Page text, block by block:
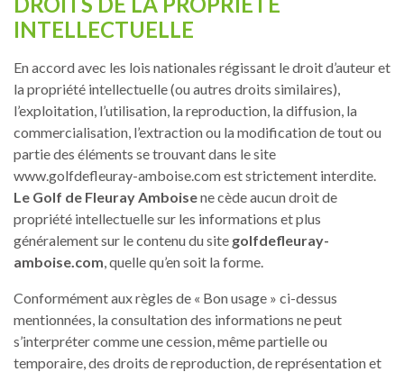
INTELLECTUELLE
En accord avec les lois nationales régissant le droit d’auteur et
la propriété intellectuelle (ou autres droits similaires),
l’exploitation, l’utilisation, la reproduction, la diffusion, la
commercialisation, l’extraction ou la modification de tout ou
partie des éléments se trouvant dans le site
www.golfdefleuray-amboise.com est strictement interdite.
Le Golf de Fleuray Amboisene cède aucun droit de
propriété intellectuelle sur les informations et plus
généralement sur le contenu du site golfdefleuray-
amboise.com, quelle qu’en soit la forme.
Conformément aux règles de « Bon usage » ci-dessus
mentionnées, la consultation des informations ne peut
s’interpréter comme une cession, même partielle ou
temporaire, des droits de reproduction, de représentation et